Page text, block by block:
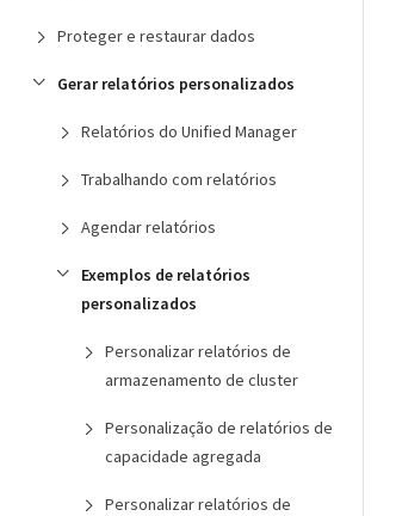
Proteger e restaurar dados
Gerar relatórios personalizados
Relatórios do Unified Manager
Trabalhando com relatórios
Agendar relatórios
Exemplos de relatórios
personalizados
Personalizar relatórios de
armazenamento de cluster
Personalização de relatórios de
capacidade agregada
Personalizar relatórios de